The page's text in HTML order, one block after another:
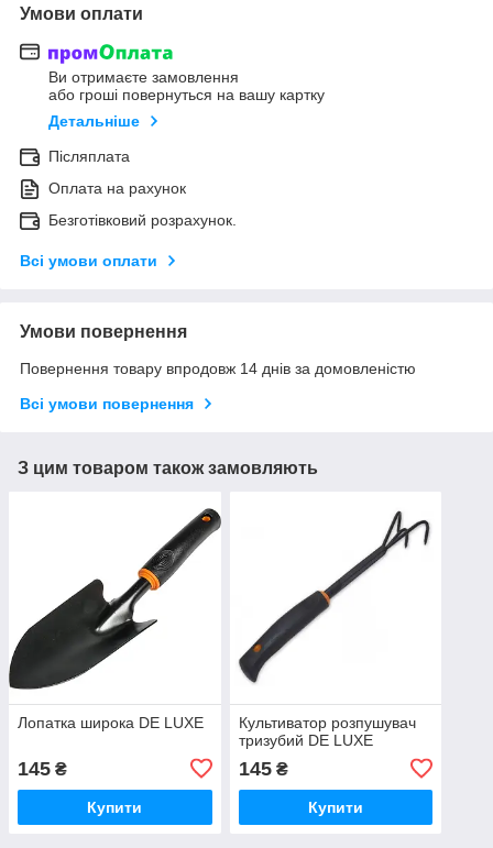
Умови оплати
Ви отримаєте замовлення
або гроші повернуться на вашу картку
Детальніше
Післяплата
Оплата на рахунок
Безготівковий розрахунок.
Всі умови оплати
Умови повернення
Повернення товару впродовж 14 днів за домовленістю
Всі умови повернення
З цим товаром також замовляють
Лопатка широка DE LUXE
145 ₴
Купити
Культиватор розпушувач
тризубий DE LUXE
145₴
Купити